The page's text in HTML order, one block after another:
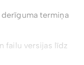
failu versijas līdz
un failu